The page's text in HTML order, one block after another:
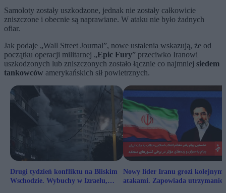
Samoloty zostały uszkodzone, jednak nie zostały całkowicie
zniszczone i obecnie są naprawiane. W ataku nie było żadnych
ofiar.
Jak podaje „Wall Street Journal”, nowe ustalenia wskazują, że od
początku operacji militarnej „Epic Fury” przeciwko Iranowi
uszkodzonych lub zniszczonych zostało łącznie co najmniej siedem
tankowców amerykańskich sił powietrznych.
Drugi tydzień konfliktu na Bliskim
Wschodzie. Wybuchy w Izraelu,
Nowy lider Iranu grozi kolejnymi
atakami. Zapowiada utrzymanie